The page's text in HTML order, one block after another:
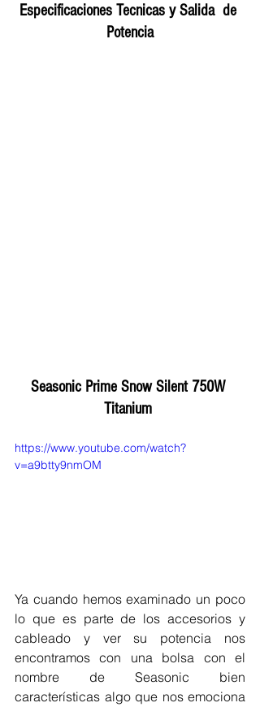
Especificaciones Tecnicas y Salida  de
Potencia
Seasonic Prime Snow Silent 750W
Titanium
https://www.youtube.com/watch?
v=a9btty9nmOM
Ya cuando hemos examinado un poco
lo que es parte de los accesorios y
cableado y ver su potencia nos
encontramos con una bolsa con el
nombre de Seasonic bien
características algo que nos emociona